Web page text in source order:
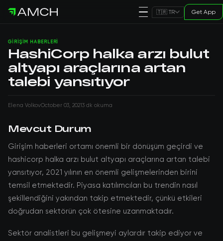
🇹🇷 TR Get App
GIRIŞIM HABERLERI
HashiCorp halka arzı bulut
altyapı araçlarına artan
talebi yansıtıyor
Elena VolkovOctober 03, 20213 dk okuma
Mevcut Durum
Girişim haberleri ortamı önemli bir dönüşüm geçirdi ve
hashicorp halka arzı bulut altyapı araçlarına artan talebi
yansıtıyor, 2021 yılının en önemli gelişmelerinden birini
temsil etmektedir. Piyasa katılımcıları bu trendin nasıl
şekillendiğini yakından takip etmektedir, çünkü etkileri
doğrudan sektörün çok ötesine uzanmaktadır.
Sektör analistleri bu gelişmeyi aylardır takip ediyor ve